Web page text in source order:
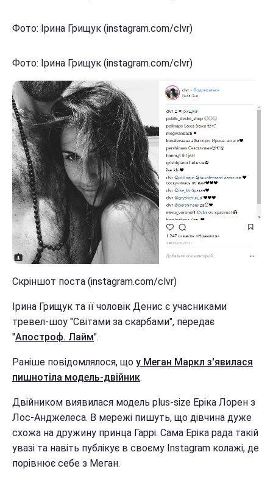
Фото: Ірина Грищук (instagram.com/clvr)
Фото: Ірина Грищук (instagram.com/clvr)
Скріншот поста (instagram.com/clvr)
Ірина Грищук та її чоловік Денис є учасниками
тревел-шоу "Світами за скарбами", передає
"Апостроф. Лайм".
Раніше повідомлялося, що у Меган Маркл з'явилася
пишнотіла модель-двійник.
Двійником виявилася модель plus-size Еріка Лорен з
Лос-Анджелеса. В мережі пишуть, що дівчина дуже
схожа на дружину принца Гаррі. Сама Еріка рада такій
увазі та навіть публікує в своєму Instagram колажі, де
порівнює себе з Меган.